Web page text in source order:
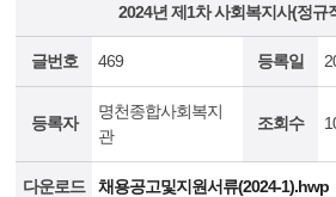
2024년 제1차 사회복지사(정규
글번호 469 등록일
등록자
명천종합사회복지
관
조회수
다운로드 채용공고및지원서류(2024-1).hwp